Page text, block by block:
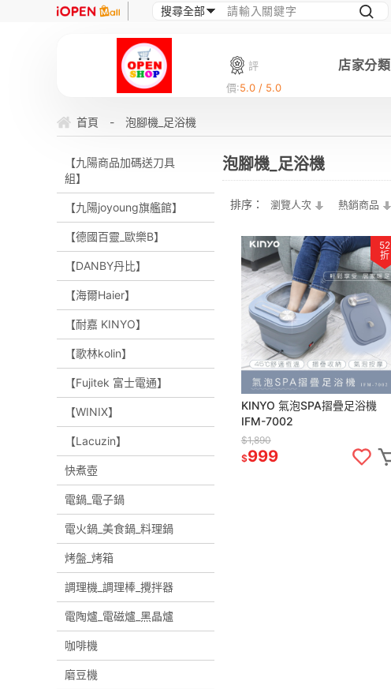
評
價:5.0 / 5.0
店家分類
首頁 - 泡腳機_足浴機
【九陽商品加碼送刀具
組】
【九陽joyoung旗艦館】
【德國百靈_歐樂B】
【DANBY丹比】
【海爾Haier】
【耐嘉 KINYO】
【歌林kolin】
【Fujitek 富士電通】
【WINIX】
【Lacuzin】
快煮壺
電鍋_電子鍋
電火鍋_美食鍋_料理鍋
烤盤_烤箱
調理機_調理棒_攪拌器
電陶爐_電磁爐_黑晶爐
咖啡機
磨豆機
泡腳機_足浴機
排序： 瀏覽人次 熱銷商品
52
折
KINYO 氣泡SPA摺疊足浴機
IFM-7002
$1,890
$999